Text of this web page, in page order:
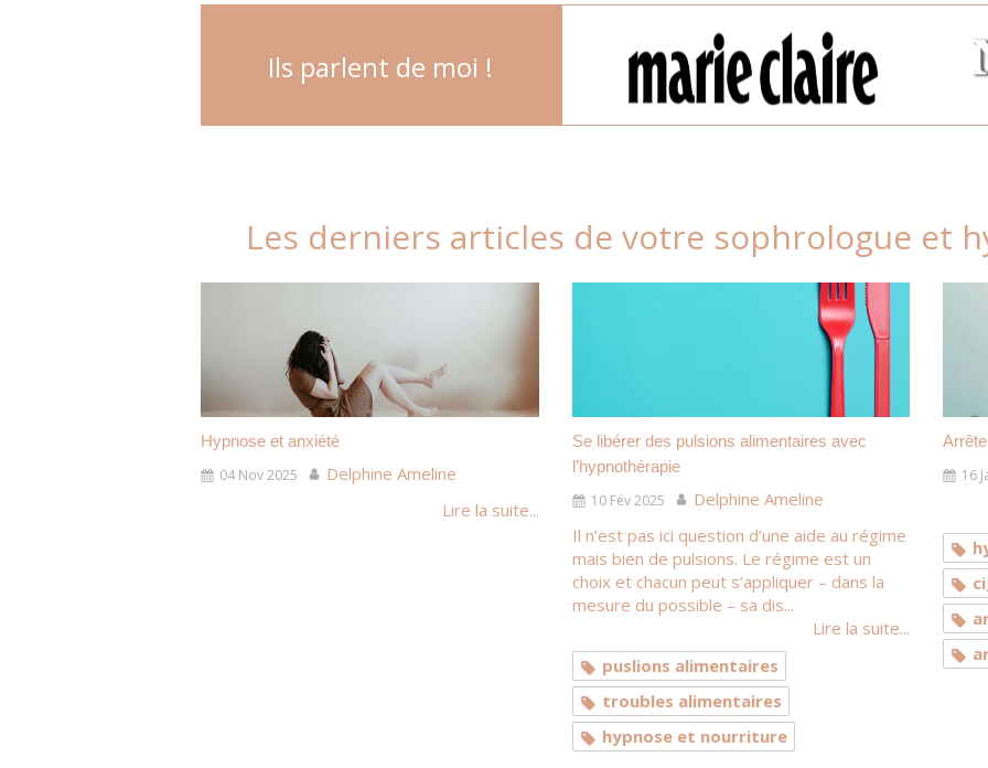
Ils parlent de moi !
Les derniers articles de votre sophrologue et
Hypnose et anxiété
04 Nov 2025
Delphine Ameline
Lire la suite...
Se libérer des pulsions alimentaires avec
l’hypnothérapie
10 Fév 2025
Delphine Ameline
Il n’est pas ici question d’une aide au régime
mais bien de pulsions. Le régime est un
choix et chacun peut s’appliquer – dans la
mesure du possible – sa dis...
Lire la suite...
puslions alimentaires
troubles alimentaires
hypnose et nourriture
16